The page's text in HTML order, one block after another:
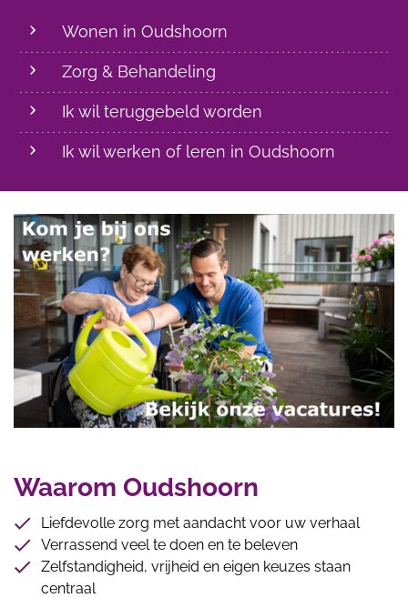
Wonen in Oudshoorn
Zorg & Behandeling
Ik wil teruggebeld worden
Ik wil werken of leren in Oudshoorn
Waarom Oudshoorn
Liefdevolle zorg met aandacht voor uw verhaal
Verrassend veel te doen en te beleven
Zelfstandigheid, vrijheid en eigen keuzes staan
centraal